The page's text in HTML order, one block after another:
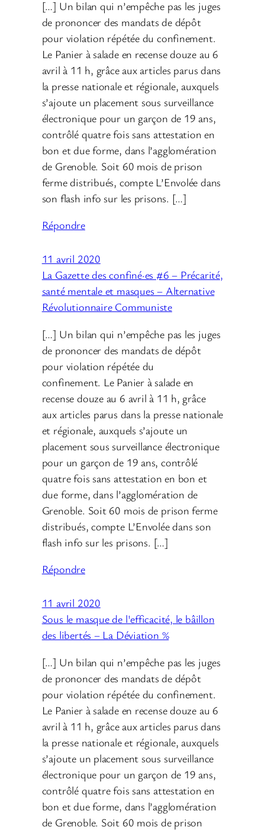
[…] Un bilan qui n’empêche pas les juges
de prononcer des mandats de dépôt
pour violation répétée du confinement.
Le Panier à salade en recense douze au 6
avril à 11 h, grâce aux articles parus dans
la presse nationale et régionale, auxquels
s’ajoute un placement sous surveillance
électronique pour un garçon de 19 ans,
contrôlé quatre fois sans attestation en
bon et due forme, dans l’agglomération
de Grenoble. Soit 60 mois de prison
ferme distribués, compte L’Envolée dans
son flash info sur les prisons. […]
Répondre
11 avril 2020
La Gazette des confiné·es #6 – Précarité,
santé mentale et masques – Alternative
Révolutionnaire Communiste
[…] Un bilan qui n’empêche pas les juges
de prononcer des mandats de dépôt
pour violation répétée du
confinement. Le Panier à salade en
recense douze au 6 avril à 11 h, grâce
aux articles parus dans la presse nationale
et régionale, auxquels s’ajoute un
placement sous surveillance électronique
pour un garçon de 19 ans, contrôlé
quatre fois sans attestation en bon et
due forme, dans l’agglomération de
Grenoble. Soit 60 mois de prison ferme
distribués, compte L’Envolée dans son
flash info sur les prisons. […]
Répondre
11 avril 2020
Sous le masque de l'efficacité, le bâillon
des libertés – La Déviation %
[…] Un bilan qui n’empêche pas les juges
de prononcer des mandats de dépôt
pour violation répétée du confinement.
Le Panier à salade en recense douze au 6
avril à 11 h, grâce aux articles parus dans
la presse nationale et régionale, auxquels
s’ajoute un placement sous surveillance
électronique pour un garçon de 19 ans,
contrôlé quatre fois sans attestation en
bon et due forme, dans l’agglomération
de Grenoble. Soit 60 mois de prison